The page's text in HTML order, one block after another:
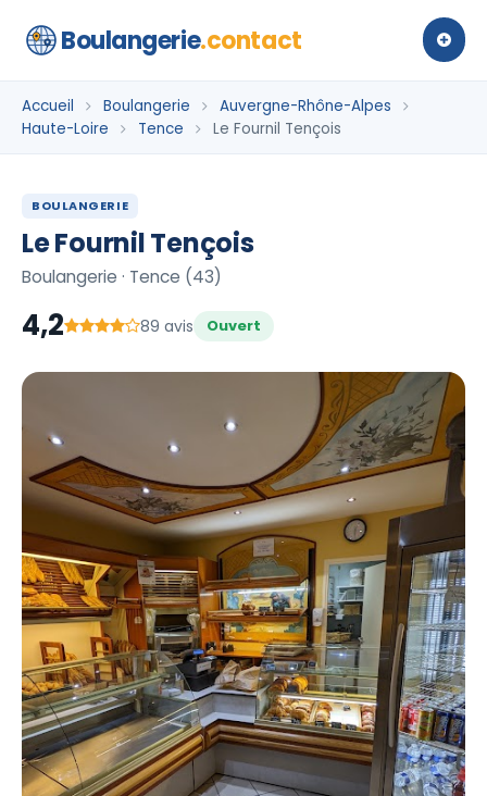
Boulangerie.contact
Accueil Boulangerie
Auvergne-Rhône-Alpes
Haute-Loire
Tence Le Fournil Tençois
BOULANGERIE
Le Fournil Tençois
Boulangerie · Tence (43)
4,2 89 avis Ouvert